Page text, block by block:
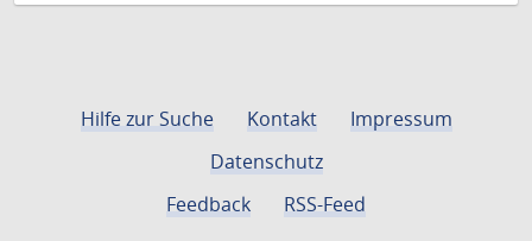
Hilfe zur Suche Kontakt
Impressum
Datenschutz
Feedback
RSS-Feed